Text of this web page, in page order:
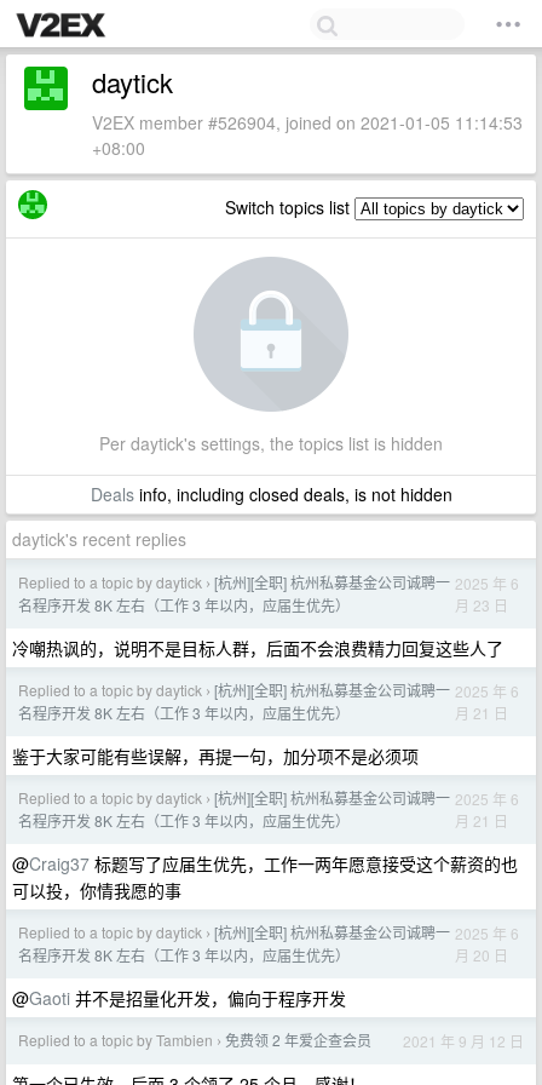
daytick
V2EX member #526904, joined on 2021-01-05 11:14:53
+08:00
Switch topics list
Per daytick's settings, the topics list is hidden
Dealsinfo, including closed deals, is not hidden
daytick's recent replies
Replied to a topic by daytick › [杭州][全职] 杭州私募基金公司诚聘一
名程序开发 8K 左右（工作 3 年以内，应届生优先）
2025 年 6
月 23 日
冷嘲热讽的，说明不是目标人群，后面不会浪费精力回复这些人了
Replied to a topic by daytick › [杭州][全职] 杭州私募基金公司诚聘一
名程序开发 8K 左右（工作 3 年以内，应届生优先）
2025 年 6
月 21 日
鉴于大家可能有些误解，再提一句，加分项不是必须项
Replied to a topic by daytick › [杭州][全职] 杭州私募基金公司诚聘一
名程序开发 8K 左右（工作 3 年以内，应届生优先）
2025 年 6
月 21 日
@Craig37 标题写了应届生优先，工作一两年愿意接受这个薪资的也
可以投，你情我愿的事
Replied to a topic by daytick › [杭州][全职] 杭州私募基金公司诚聘一
名程序开发 8K 左右（工作 3 年以内，应届生优先）
2025 年 6
月 20 日
@Gaoti 并不是招量化开发，偏向于程序开发
Replied to a topic by Tambien › 免费领 2 年爱企查会员 2021 年 9 月 12 日